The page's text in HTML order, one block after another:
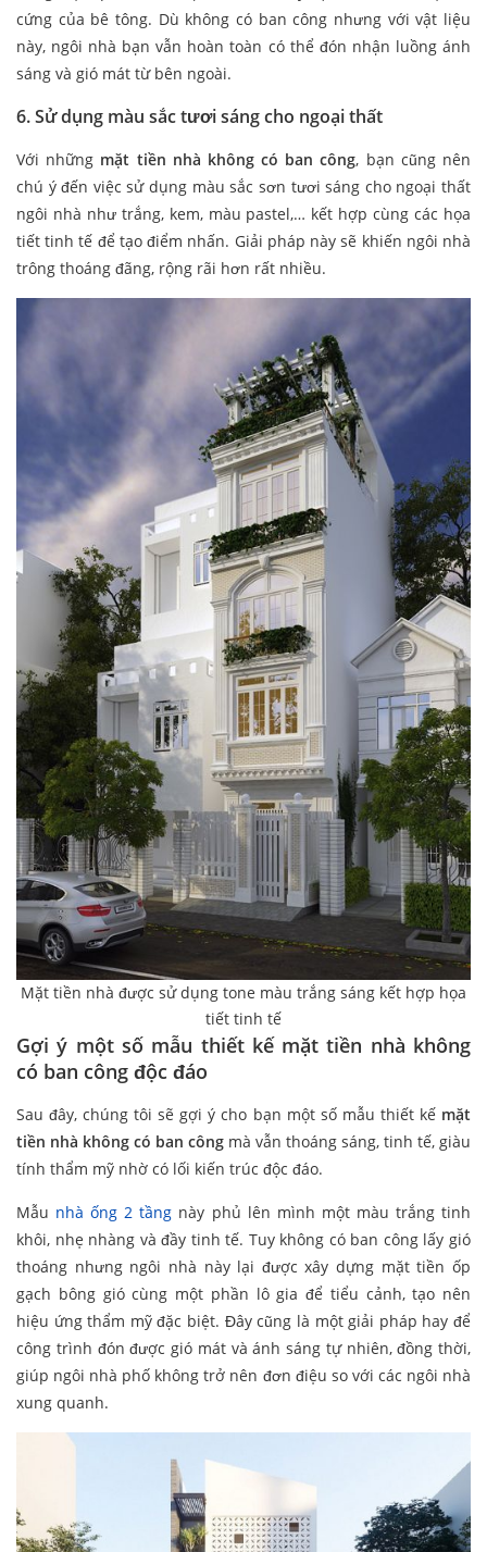
cứng của bê tông. Dù không có ban công nhưng với vật liệu
này, ngôi nhà bạn vẫn hoàn toàn có thể đón nhận luồng ánh
sáng và gió mát từ bên ngoài.
6. Sử dụng màu sắc tươi sáng cho ngoại thất
Với những mặt tiền nhà không có ban công, bạn cũng nên
chú ý đến việc sử dụng màu sắc sơn tươi sáng cho ngoại thất
ngôi nhà như trắng, kem, màu pastel,… kết hợp cùng các họa
tiết tinh tế để tạo điểm nhấn. Giải pháp này sẽ khiến ngôi nhà
trông thoáng đãng, rộng rãi hơn rất nhiều.
Mặt tiền nhà được sử dụng tone màu trắng sáng kết hợp họa
tiết tinh tế
Gợi ý một số mẫu thiết kế mặt tiền nhà không
có ban công độc đáo
Sau đây, chúng tôi sẽ gợi ý cho bạn một số mẫu thiết kế mặt
tiền nhà không có ban công mà vẫn thoáng sáng, tinh tế, giàu
tính thẩm mỹ nhờ có lối kiến trúc độc đáo.
Mẫu nhà ống 2 tầng này phủ lên mình một màu trắng tinh
khôi, nhẹ nhàng và đầy tinh tế. Tuy không có ban công lấy gió
thoáng nhưng ngôi nhà này lại được xây dựng mặt tiền ốp
gạch bông gió cùng một phần lô gia để tiểu cảnh, tạo nên
hiệu ứng thẩm mỹ đặc biệt. Đây cũng là một giải pháp hay để
công trình đón được gió mát và ánh sáng tự nhiên, đồng thời,
giúp ngôi nhà phố không trở nên đơn điệu so với các ngôi nhà
xung quanh.